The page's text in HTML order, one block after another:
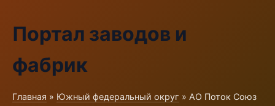
Портал заводов и
фабрик
Главная » Южный федеральный округ » АО Поток Союз